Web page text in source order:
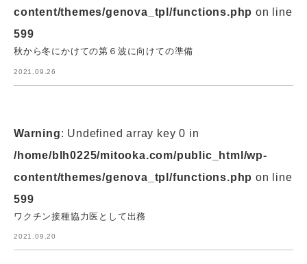
content/themes/genova_tpl/functions.php on line
599
秋から冬にかけての第６波に向けての準備
2021.09.26
Warning: Undefined array key 0 in
/home/blh0225/mitooka.com/public_html/wp-
content/themes/genova_tpl/functions.php on line
599
ワクチン接種協力医として出務
2021.09.20